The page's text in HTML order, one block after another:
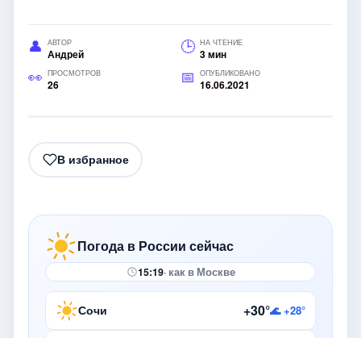
АВТОР
Андрей
НА ЧТЕНИЕ
3 мин
ПРОСМОТРОВ
26
ОПУБЛИКОВАНО
16.06.2021
В избранное
Погода в России сейчас
15:19· как в Москве
Сочи +30°🌊 +28°